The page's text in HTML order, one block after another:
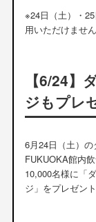
※24日（土）・
用いただけません
【6/24】
ジもプレ
6月24日（土）
FUKUOKA館内
10,000名様に「
ジ」をプレゼント